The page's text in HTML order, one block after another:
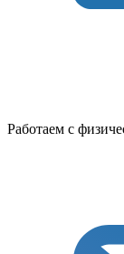
Работаем с